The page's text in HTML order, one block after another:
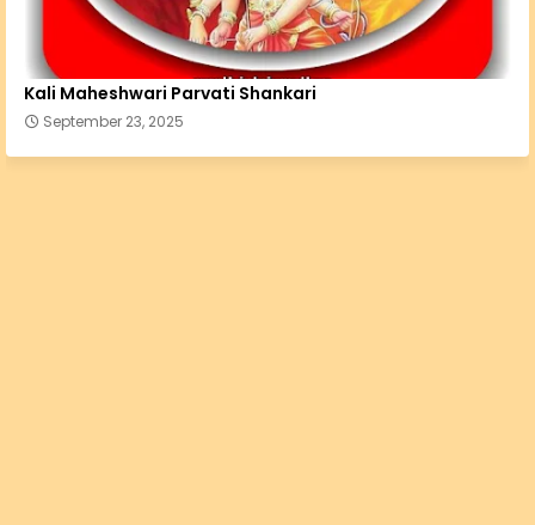
Kali Maheshwari Parvati Shankari
September 23, 2025